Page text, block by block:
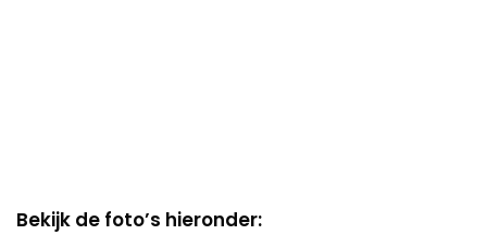
Bekijk de foto’s hieronder: